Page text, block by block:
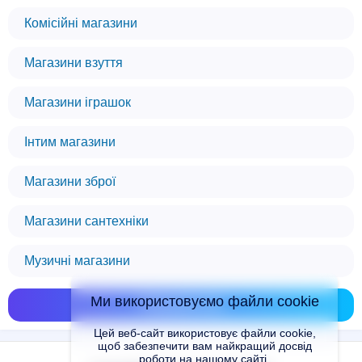
Комісійні магазини
Магазини взуття
Магазини іграшок
Інтим магазини
Магазини зброї
Магазини сантехніки
Музичні магазини
Показати всі
Ми використовуємо файли cookie
Цей веб-сайт використовує файли cookie,
щоб забезпечити вам найкращий досвід
роботи на нашому сайті.